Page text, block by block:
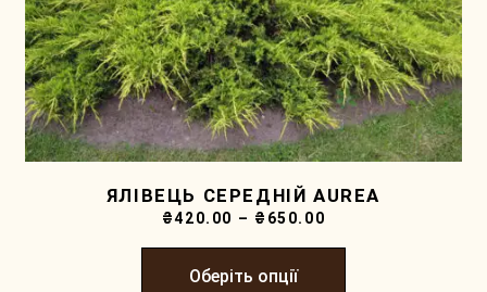
ЯЛІВЕЦЬ СЕРЕДНІЙ AUREA
₴420.00 – ₴ 650.00
Оберіть опції